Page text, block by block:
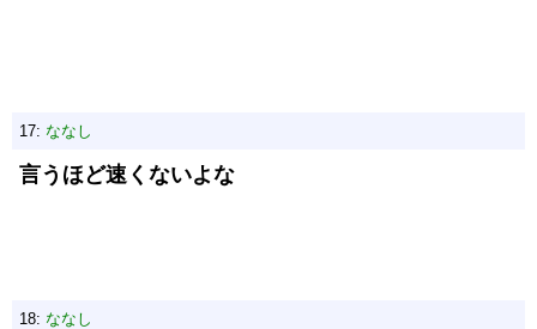
17: ななし
言うほど速くないよな
18: ななし